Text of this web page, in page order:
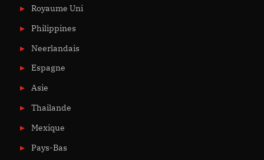
Royaume Uni
Philippines
Neerlandais
Espagne
Asie
Thailande
Mexique
Pays-Bas